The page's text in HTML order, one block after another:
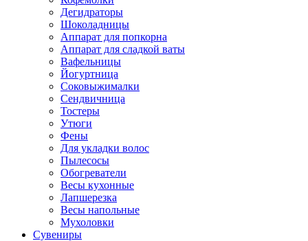
Дегидраторы
Шоколадницы
Аппарат для попкорна
Аппарат для сладкой ваты
Вафельницы
Йогуртница
Соковыжималки
Сендвичница
Тостеры
Утюги
Фены
Для укладки волос
Пылесосы
Обогреватели
Весы кухонные
Лапшерезка
Весы напольные
Мухоловки
Сувениры